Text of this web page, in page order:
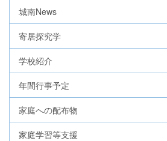
城南News
寄居探究学
学校紹介
年間行事予定
家庭への配布物
家庭学習等支援